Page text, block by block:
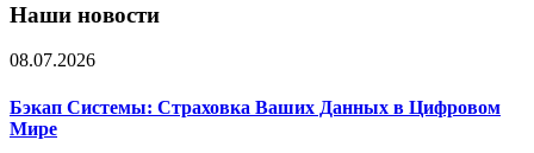
Наши новости
08.07.2026
Бэкап Системы: Страховка Ваших Данных в Цифровом
Мире